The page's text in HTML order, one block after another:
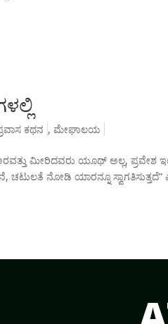
ಕಥನ ,ಮೇಘಾಲಯ
ಮೀರಿದವರು ಯೂಥ್ ಅಲ್ಲ, ಪ್ರವೇಶ
ಚಟುಲತೆ ನೋಡಿ ಯಾರನ್ನೂ